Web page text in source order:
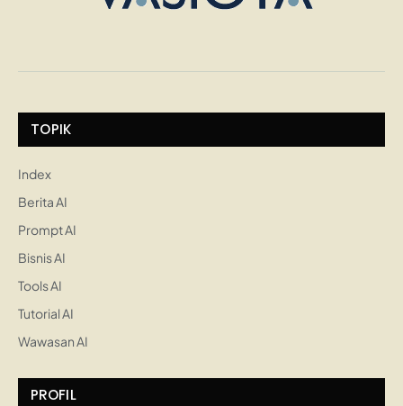
TOPIK
Index
Berita AI
Prompt AI
Bisnis AI
Tools AI
Tutorial AI
Wawasan AI
PROFIL